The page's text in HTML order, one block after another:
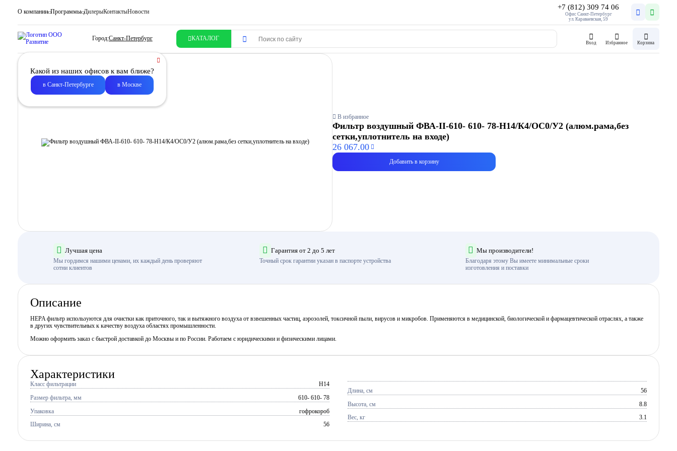
О компании Программы ДилерыКонтактыНовости
+7 (812) 309 74 06
Офис Санкт-Петербург
ул. Караваевская, 59
Город:Санкт-Петербург КАТАЛОГ
Вход Избранное Корзина
Какой из наших офисов к вам ближе?
в Санкт-Петербурге в Москве
В избранное
Фильтр воздушный ФВА-II-610- 610- 78-H14/К4/ОС0/У2 (алюм.рама,без
сетки,уплотнитель на входе)
26 067.00
Добавить в корзину
Лучшая цена
Мы гордимся нашими ценами, их каждый день проверяют
сотни клиентов
Гарантия от 2 до 5 лет
Точный срок гарантии указан в паспорте устройства
Мы производители!
Благодаря этому Вы имеете минимальные сроки
изготовления и поставки
Описание
HEPA фильтр используются для очистки как приточного, так и вытяжного воздуха от взвешенных частиц, аэрозолей, токсичной пыли, вирусов и микробов. Применяются в медицинской, биологической и фармацевтической отраслях, а также
в других чувствительных к качеству воздуха областях промышленности.
Можно оформить заказ с быстрой доставкой до Москвы и по России. Работаем с юридическими и физическими лицами.
Характеристики
Класс фильтрации H14
Размер фильтра, мм 610- 610- 78
Упаковка гофрокороб
Ширина, см 56
Длина, см 56
Высота, см 8.8
Вес, кг 3.1